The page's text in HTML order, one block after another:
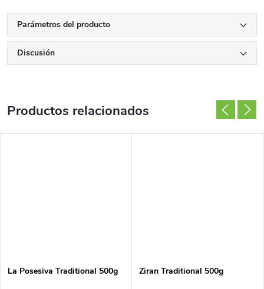
Parámetros del producto
Discusión
Productos relacionados
La Posesiva Traditional 500g Ziran Traditional 500g